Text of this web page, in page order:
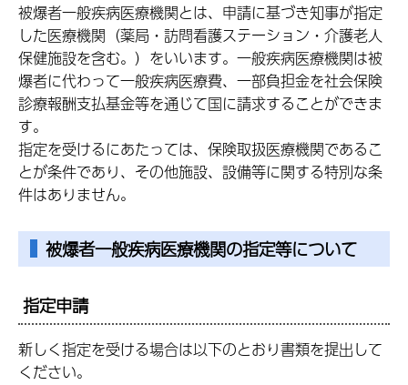
被爆者一般疾病医療機関とは、申請に基づき知事が指定
した医療機関（薬局・訪問看護ステーション・介護老人
保健施設を含む。）をいいます。一般疾病医療機関は被
爆者に代わって一般疾病医療費、一部負担金を社会保険
診療報酬支払基金等を通じて国に請求することができま
す。
指定を受けるにあたっては、保険取扱医療機関であるこ
とが条件であり、その他施設、設備等に関する特別な条
件はありません。
被爆者一般疾病医療機関の指定等について
指定申請
新しく指定を受ける場合は以下のとおり書類を提出して
ください。